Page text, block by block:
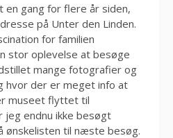
en gang for flere år siden,
på Unter den Linden.
for familien
stor oplevelse at besøge
mange fotografier og
hvor der er meget info at
museet flyttet til
jeg endnu ikke besøgt
ønskelisten til næste besøg.